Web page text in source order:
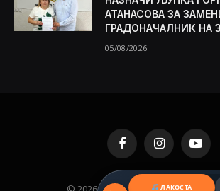
АТАНАСОВА ЗА
ГРАДОНАЧАЛНИК НА
05/08/2026
FacebookInstagram
ЛАКОСТА